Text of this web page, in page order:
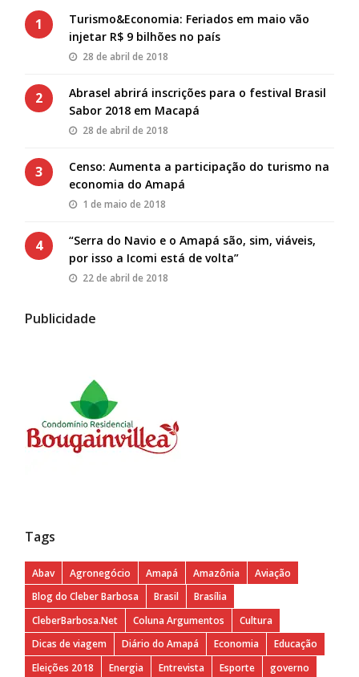
1
Turismo&Economia: Feriados em maio vão
injetar R$ 9 bilhões no país
28 de abril de 2018
2
Abrasel abrirá inscrições para o festival Brasil
Sabor 2018 em Macapá
28 de abril de 2018
3
Censo: Aumenta a participação do turismo na
economia do Amapá
1 de maio de 2018
4
“Serra do Navio e o Amapá são, sim, viáveis,
por isso a Icomi está de volta”
22 de abril de 2018
Publicidade
Tags
Abav Agronegócio Amapá Amazônia
Aviação
Blog do Cleber Barbosa
Brasil
Brasília
CleberBarbosa.Net
Coluna Argumentos
Cultura
Dicas de viagem
Diário do Amapá Economia
Educação
Eleições 2018
Energia Entrevista Esporte
governo